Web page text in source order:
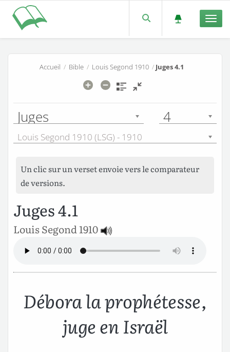
Accueil / Bible/ Louis Segond 1910/ Juges 4.1
Juges 4
Louis Segond 1910 (LSG) - 1910
Un clic sur un verset envoie vers le comparateur
de versions.
Juges 4.1
Louis Segond 1910
Débora la prophétesse,
juge en Israël